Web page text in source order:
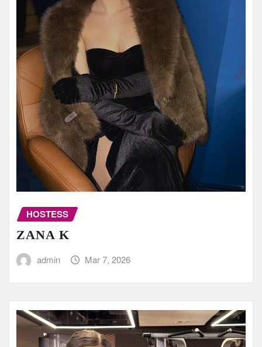
HOSTESS
ZANA K
admin Mar 7, 2026